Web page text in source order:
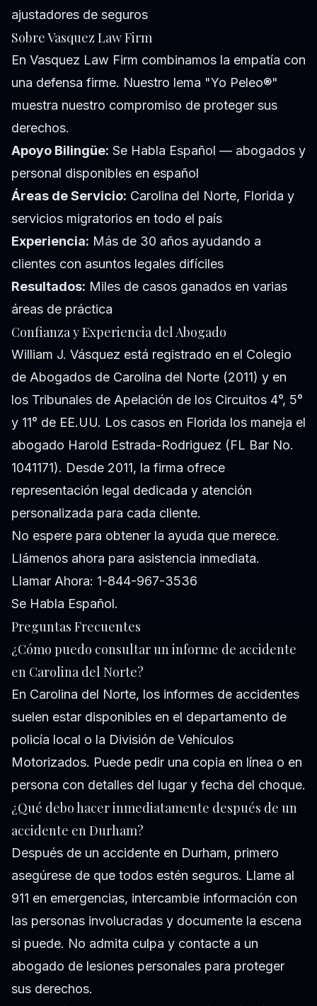
ajustadores de seguros
Sobre Vasquez Law Firm
En Vasquez Law Firm combinamos la empatía con
una defensa firme. Nuestro lema "Yo Peleo®"
muestra nuestro compromiso de proteger sus
derechos.
Apoyo Bilingüe: Se Habla Español — abogados y
personal disponibles en español
Áreas de Servicio: Carolina del Norte, Florida y
servicios migratorios en todo el país
Experiencia: Más de 30 años ayudando a
clientes con asuntos legales difíciles
Resultados: Miles de casos ganados en varias
áreas de práctica
Confianza y Experiencia del Abogado
William J. Vásquez está registrado en el Colegio
de Abogados de Carolina del Norte (2011) y en
los Tribunales de Apelación de los Circuitos 4°, 5°
y 11° de EE.UU. Los casos en Florida los maneja el
abogado Harold Estrada-Rodriguez (FL Bar No.
1041171). Desde 2011, la firma ofrece
representación legal dedicada y atención
personalizada para cada cliente.
No espere para obtener la ayuda que merece.
Llámenos ahora para asistencia inmediata.
Llamar Ahora: 1-844-967-3536
Se Habla Español.
Preguntas Frecuentes
¿Cómo puedo consultar un informe de accidente
en Carolina del Norte?
En Carolina del Norte, los informes de accidentes
suelen estar disponibles en el departamento de
policía local o la División de Vehículos
Motorizados. Puede pedir una copia en línea o en
persona con detalles del lugar y fecha del choque.
¿Qué debo hacer inmediatamente después de un
accidente en Durham?
Después de un accidente en Durham, primero
asegúrese de que todos estén seguros. Llame al
911 en emergencias, intercambie información con
las personas involucradas y documente la escena
si puede. No admita culpa y contacte a un
abogado de lesiones personales para proteger
sus derechos.